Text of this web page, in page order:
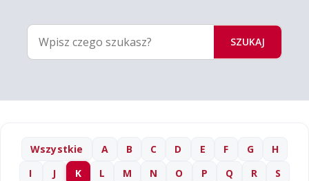
SZUKAJ
Wszystkie A B C D E F G
H
I
J K L M N O P Q R
S